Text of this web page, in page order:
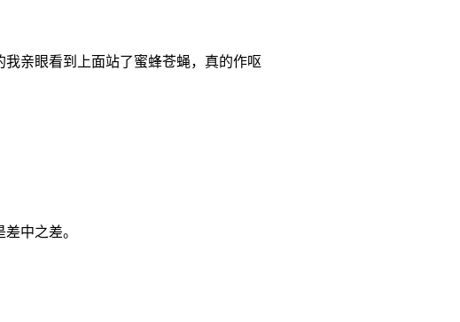
亲眼看到上面站了蜜蜂苍蝇，真的作呕
中之差。